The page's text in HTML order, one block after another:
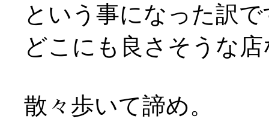
という事になった訳
どこにも良さそうな
散々歩いて諦め。